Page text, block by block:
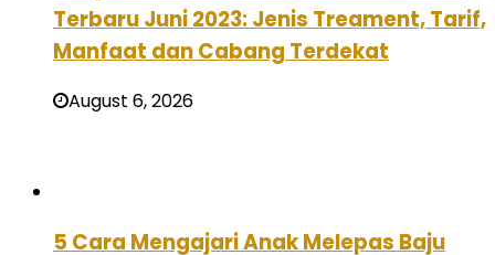
Terbaru Juni 2023: Jenis Treament, Tarif,
Manfaat dan Cabang Terdekat
August 6, 2026
5 Cara Mengajari Anak Melepas Baju